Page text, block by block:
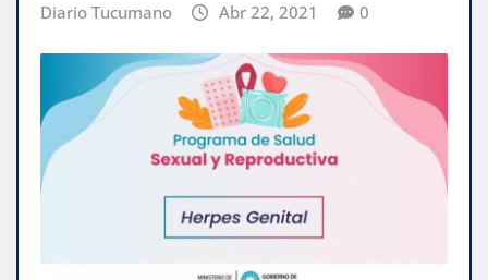
Diario Tucumano Abr 22, 2021 0